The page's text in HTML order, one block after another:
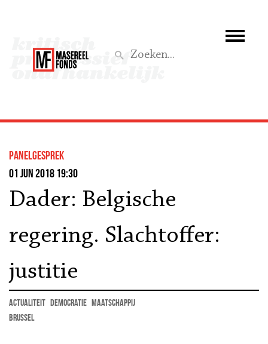
Wat we doen
Aktief
panelgesprek
01 jun 2018 19:30
Dader: Belgische
regering. Slachtoffer:
justitie
actualiteit democratie maatschappij
Brussel